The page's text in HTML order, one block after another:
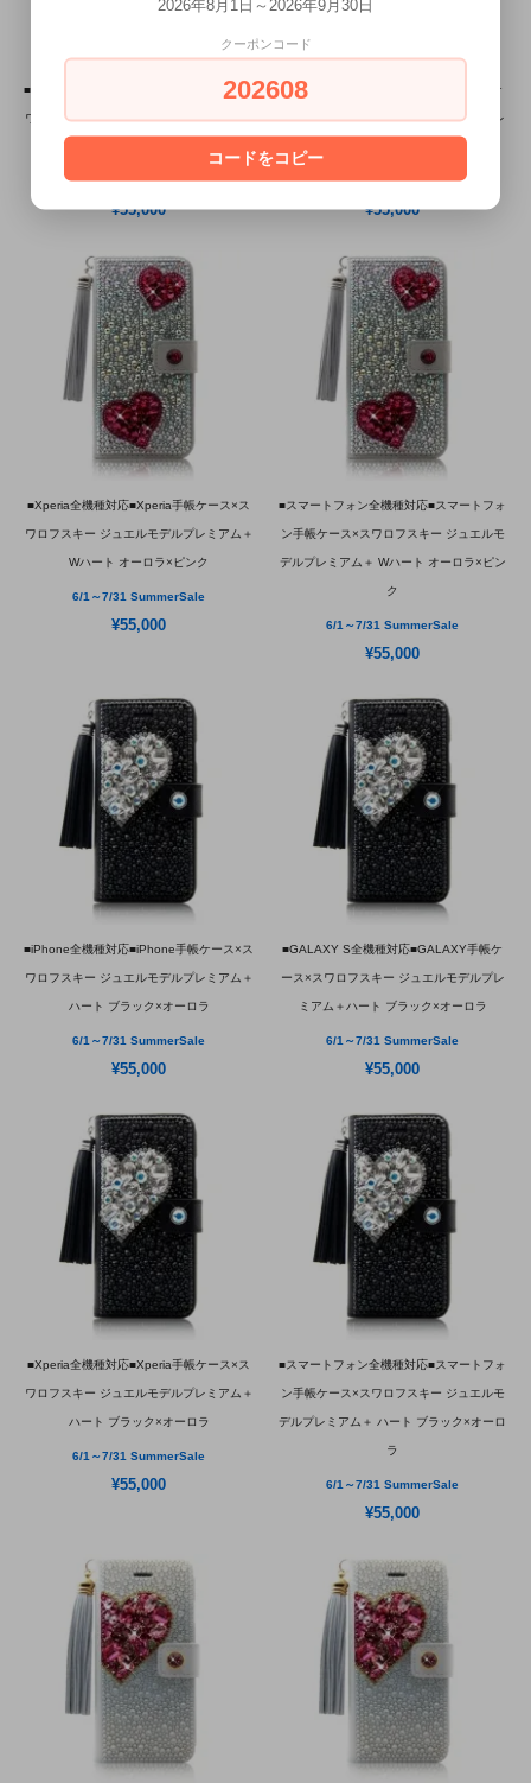
■iPhone全機種対応■iPhone手帳ケース×ス
ワロフスキー ジュエルモデルプレミアム＋
6/1～7/31 SummerSale
¥55,000
■GALAXY S全機種対応■GALAXY手帳ケ
ース×スワロフスキー ジュエルモデルプレ
ミアム＋Wハートオーロラ×ピンク
6/1～7/31 SummerSale
¥55,000
■Xperia全機種対応■Xperia手帳ケース×ス
ワロフスキー ジュエルモデルプレミアム＋
Wハート オーロラ×ピンク
6/1～7/31 SummerSale
¥55,000
■スマートフォン全機種対応■スマートフォ
ン手帳ケース×スワロフスキー ジュエルモ
デルプレミアム＋ Wハート オーロラ×ピン
ク
6/1～7/31 SummerSale
¥55,000
■iPhone全機種対応■iPhone手帳ケース×ス
ワロフスキー ジュエルモデルプレミアム＋
ハート ブラック×オーロラ
6/1～7/31 SummerSale
¥55,000
■GALAXY S全機種対応■GALAXY手帳ケ
ース×スワロフスキー ジュエルモデルプレ
ミアム＋ハート ブラック×オーロラ
6/1～7/31 SummerSale
¥55,000
■Xperia全機種対応■Xperia手帳ケース×ス
ワロフスキー ジュエルモデルプレミアム＋
ハート ブラック×オーロラ
6/1～7/31 SummerSale
¥55,000
■スマートフォン全機種対応■スマートフォ
ン手帳ケース×スワロフスキー ジュエルモ
デルプレミアム＋ ハート ブラック×オーロ
ラ
6/1～7/31 SummerSale
¥55,000
2026年8月1日～2026年9月30日
クーポンコード
202608
コードをコピー